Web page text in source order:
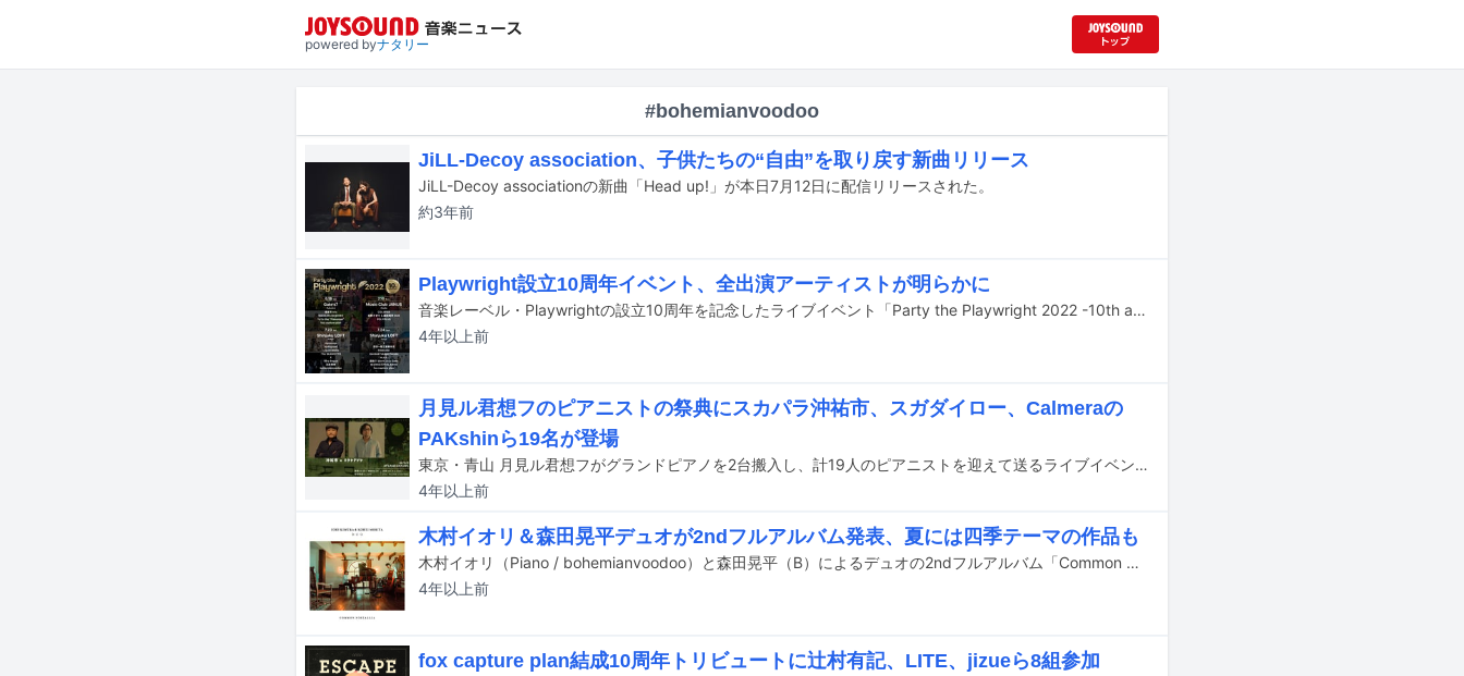
powered byナタリー
#bohemianvoodoo
JiLL-Decoy association、子供たちの“自由”を取り戻す新曲リリース
JiLL-Decoy associationの新曲「Head up!」が本日7月12日に配信リリースされた。
約3年前
Playwright設立10周年イベント、全出演アーティストが明らかに
音楽レーベル・Playwrightの設立10周年を記念したライブイベント「Party the Playwright 2022 -10th anniversary-」が、6月より4公演にわたり開催される。このイベントの全出演アーティストが発表された。
4年以上前
月見ル君想フのピアニストの祭典にスカパラ沖祐市、スガダイロー、Calmeraの
PAKshinら19名が登場
東京・青山 月見ル君想フがグランドピアノを2台搬入し、計19人のピアニストを迎えて送るライブイベント「2PIANO4HANDS 2022春」を5月1日から4日にかけて開催する。
4年以上前
木村イオリ＆森田晃平デュオが2ndフルアルバム発表、夏には四季テーマの作品も
木村イオリ（Piano / bohemianvoodoo）と森田晃平（B）によるデュオの2ndフルアルバム「Common Nostalgia」が3月23日にリリースされる。
4年以上前
fox capture plan結成10周年トリビュートに辻村有記、LITE、jizueら8組参加